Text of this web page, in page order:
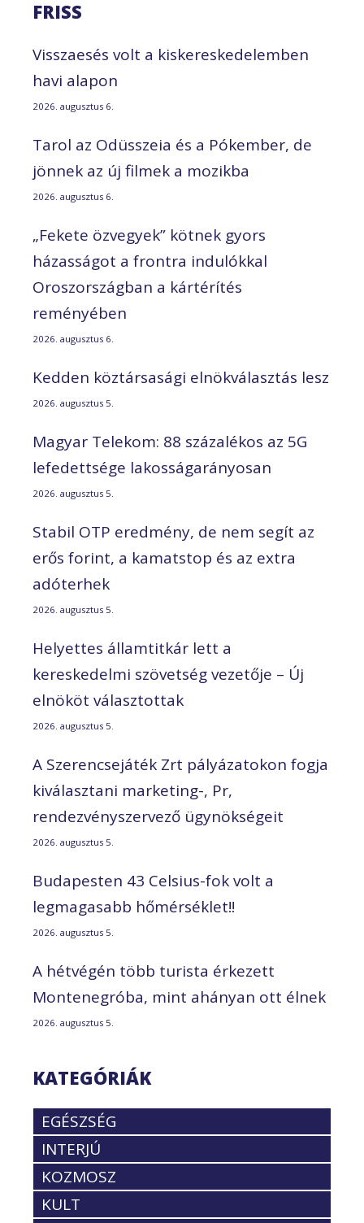
FRISS
Visszaesés volt a kiskereskedelemben
havi alapon
2026. augusztus 6.
Tarol az Odüsszeia és a Pókember, de
jönnek az új filmek a mozikba
2026. augusztus 6.
„Fekete özvegyek” kötnek gyors
házasságot a frontra indulókkal
Oroszországban a kártérítés
reményében
2026. augusztus 6.
Kedden köztársasági elnökválasztás lesz
2026. augusztus 5.
Magyar Telekom: 88 százalékos az 5G
lefedettsége lakosságarányosan
2026. augusztus 5.
Stabil OTP eredmény, de nem segít az
erős forint, a kamatstop és az extra
adóterhek
2026. augusztus 5.
Helyettes államtitkár lett a
kereskedelmi szövetség vezetője – Új
elnököt választottak
2026. augusztus 5.
A Szerencsejáték Zrt pályázatokon fogja
kiválasztani marketing-, Pr,
rendezvényszervező ügynökségeit
2026. augusztus 5.
Budapesten 43 Celsius-fok volt a
legmagasabb hőmérséklet!!
2026. augusztus 5.
A hétvégén több turista érkezett
Montenegróba, mint ahányan ott élnek
2026. augusztus 5.
KATEGÓRIÁK
EGÉSZSÉG
INTERJÚ
KOZMOSZ
KULT